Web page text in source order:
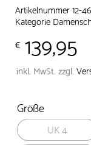
Artikelnummer 12-
Kategorie
€ 139,95
inkl. MwSt.zzgl.
Größe
UK 4